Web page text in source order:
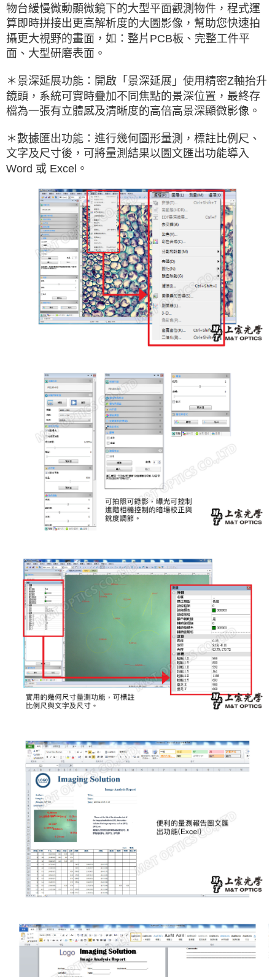
物台緩慢微動顯微鏡下的大型平面觀測物件，程式運
算即時拼接出更高解析度的大圖影像，幫助您快速拍
攝更大視野的畫面，如：整片PCB板、完整工件平
面、大型研磨表面。
＊景深延展功能：開啟「景深延展」使用精密Z軸抬升
鏡頭，系統可實時疊加不同焦點的景深位置，最終存
檔為一張有立體感及清晰度的高倍高景深顯微影像。
＊數據匯出功能：進行幾何圖形量測，標註比例尺、
文字及尺寸後，可將量測結果以圖文匯出功能導入
Word 或 Excel。